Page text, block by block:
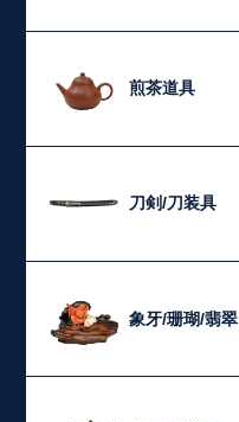
煎茶道具
刀剣/刀装具
象牙/珊瑚/翡翠